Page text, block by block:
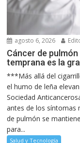
agosto 6, 2026
Cáncer de
temprana es la
***Más allá del
el humo de leña
Sociedad
antes de los síntomas
de pulmón se
para...
Salud y Tecnología